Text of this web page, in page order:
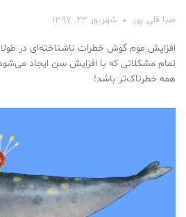
صبا قلی پور شهریور ۲۳, ۱۳۹۷
افزایش موم گوش خطرات ناشناخته‌ای در
تمام مشکلاتی که با افزایش سن ایجاد
همه خطرناک‌تر باشد!